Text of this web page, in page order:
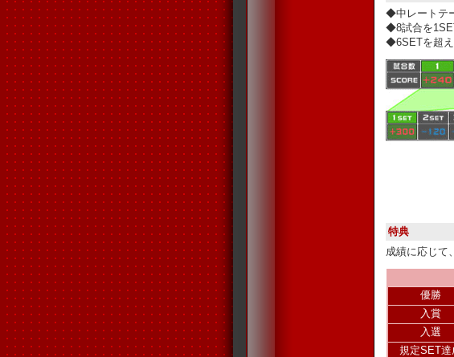
◆中レートテ
◆8試合を
◆6SETを超え
特典
成績に応じて
優勝
入賞
入選
規定SET達